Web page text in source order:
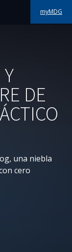
myMDG
DE
una niebla
cero